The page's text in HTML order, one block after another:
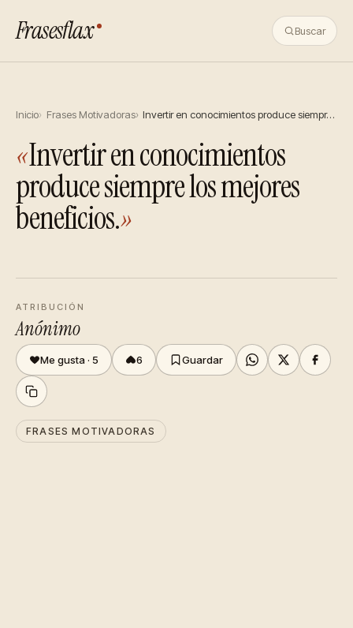
Frasesflax Buscar
Inicio Frases Motivadoras Invertir en conocimientos produce siempr…
«Invertir en conocimientos
produce siempre los mejores
beneficios.»
ATRIBUCIÓN
Anónimo
Me gusta · 5 6 Guardar
FRASES MOTIVADORAS